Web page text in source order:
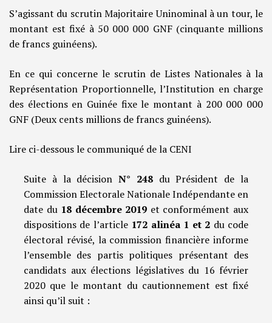
S’agissant du scrutin Majoritaire Uninominal à un tour, le
montant est fixé à 50 000 000 GNF (cinquante millions
de francs guinéens).
En ce qui concerne le scrutin de Listes Nationales à la
Représentation Proportionnelle, l’Institution en charge
des élections en Guinée fixe le montant à 200 000 000
GNF (Deux cents millions de francs guinéens).
Lire ci-dessous le communiqué de la CENI
Suite à la décisionN° 248du Président de la
Commission Electorale Nationale Indépendante en
date du 18 décembre 2019 et conformément aux
dispositions de l’article 172 alinéa 1 et 2 du code
électoral révisé, la commission financière informe
l’ensemble des partis politiques présentant des
candidats aux élections législatives du 16 février
2020 que le montant du cautionnement est fixé
ainsi qu’il suit :